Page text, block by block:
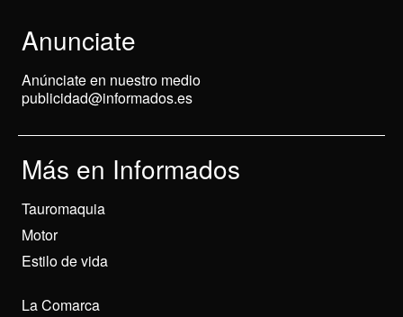
Anunciate
Anúnciate en nuestro medio
publicidad@informados.es
Más en Informados
Tauromaquia
Motor
Estilo de vida
La Comarca